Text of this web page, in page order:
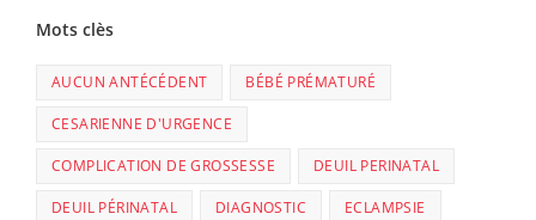
Mots clès
AUCUN ANTÉCÉDENT BÉBÉ PRÉMATURÉ
CESARIENNE D'URGENCE
COMPLICATION DE GROSSESSE DEUIL PERINATAL
DEUIL PÉRINATAL DIAGNOSTIC ECLAMPSIE